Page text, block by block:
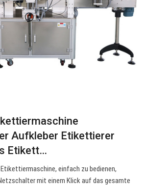
Aufkleber Etikettierer
Etikett…
einfach zu bedienen,
mit einem Klick auf das gesamte